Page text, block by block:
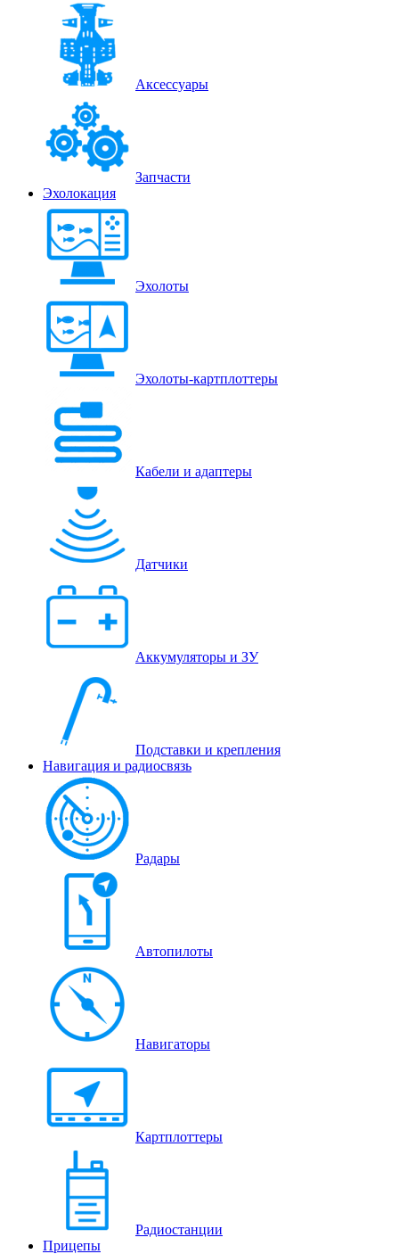
Аксессуары
Запчасти
Эхолокация
Эхолоты
Эхолоты-картплоттеры
Кабели и адаптеры
Датчики
Аккумуляторы и ЗУ
Подставки и крепления
Навигация и радиосвязь
Радары
Автопилоты
Навигаторы
Картплоттеры
Радиостанции
Прицепы